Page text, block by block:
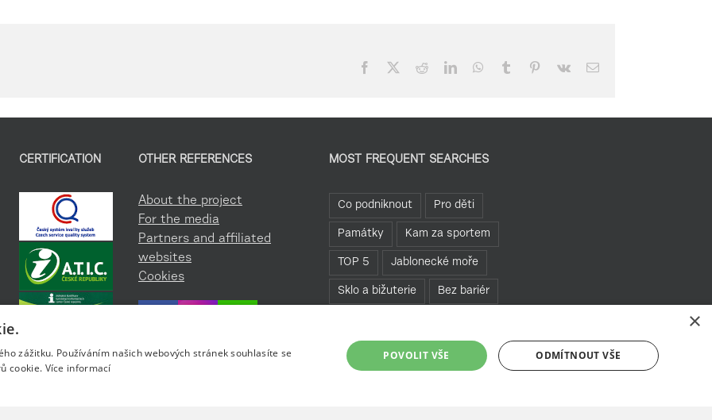
Facebook RedditLinkedInWhatsApp
Tumblr Pinterest
Vk Email
CERTIFICATION OTHER REFERENCES
About the project
For the media
Partners and affiliated
websites
Cookies
MOST FREQUENT SEARCHES
Co podniknout Pro děti
Památky Kam za sportem
TOP 5 Jablonecké moře
Sklo a bižuterie Bez bariér
×
zážitku. Používáním našich webových stránek souhlasíte se
cookie. Více informací
POVOLIT VŠE ODMÍTNOUT VŠE